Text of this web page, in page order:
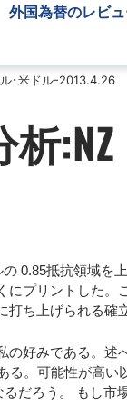
外国為替のレビ
･米ドル-2013.4.26
0.85抵抗領域を
にプリントした
打ち上げられる確
の好みである。
る。可能性が高
だろう。 もし